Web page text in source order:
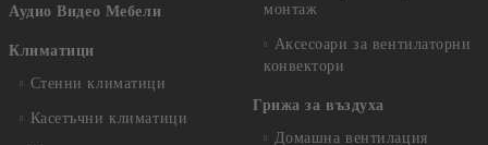
Аудио Видео Мебели
Климатици
Стенни климатици
Касетъчни климатици
монтаж
Аксесоари за вентилаторни
конвектори
Грижа за въздуха
Домашна вентилация